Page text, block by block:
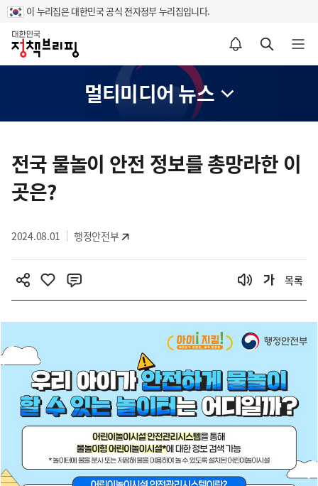
이 누리집은 대한민국 공식 전자정부 누리집입니다.
홈
알림설정 바로가기 검색 바로가기 메뉴 열기
멀티미디어 뉴스
텐
츠
영
전국 물놀이 안전 정보를 총망라한 이
곳은?
2024.08.01 행정안전부
목록